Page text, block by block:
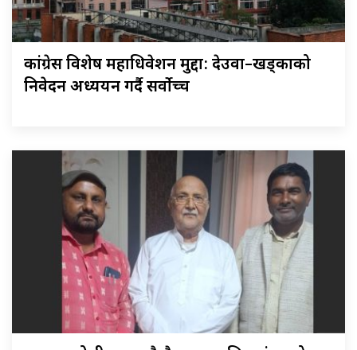
कांग्रेस विशेष महाधिवेशन मुद्दा: देउवा–खड्काको
निवेदन अध्ययन गर्दै सर्वोच्च